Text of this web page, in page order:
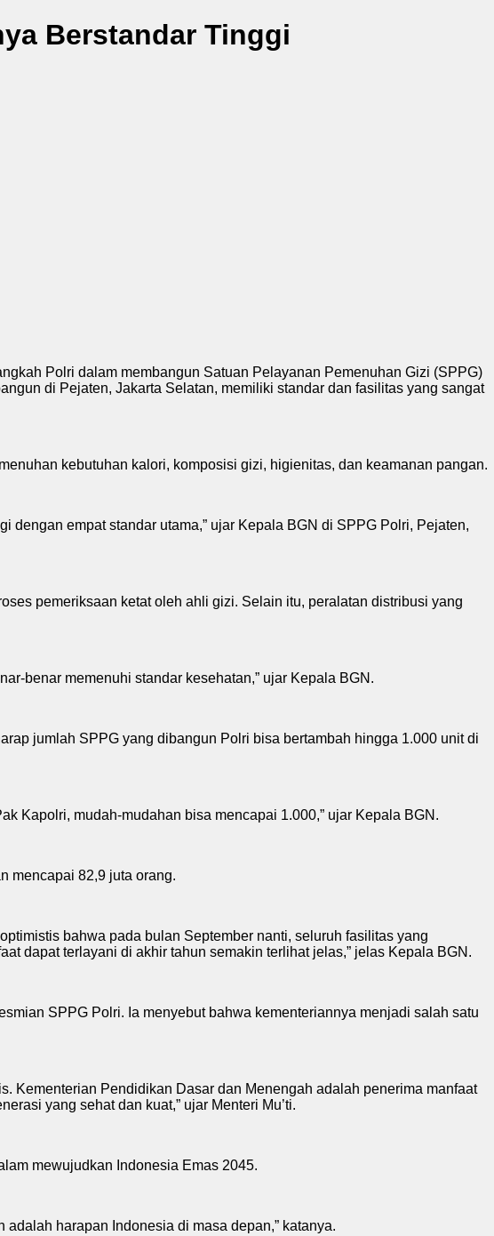
Berstandar Tinggi
Polri dalam membangun Satuan Pelayanan Pemenuhan Gizi (SPPG)
di Pejaten, Jakarta Selatan, memiliki standar dan fasilitas yang sangat
kebutuhan kalori, komposisi gizi, higienitas, dan keamanan pangan.
empat standar utama,” ujar Kepala BGN di SPPG Polri, Pejaten,
pemeriksaan ketat oleh ahli gizi. Selain itu, peralatan distribusi yang
benar memenuhi standar kesehatan,” ujar Kepala BGN.
jumlah SPPG yang dibangun Polri bisa bertambah hingga 1.000 unit di
Kapolri, mudah-mudahan bisa mencapai 1.000,” ujar Kepala BGN.
mencapai 82,9 juta orang.
bahwa pada bulan September nanti, seluruh fasilitas yang
dapat terlayani di akhir tahun semakin terlihat jelas,” jelas Kepala BGN.
SPPG Polri. Ia menyebut bahwa kementeriannya menjadi salah satu
Kementerian Pendidikan Dasar dan Menengah adalah penerima manfaat
yang sehat dan kuat,” ujar Menteri Mu’ti.
mewujudkan Indonesia Emas 2045.
harapan Indonesia di masa depan,” katanya.